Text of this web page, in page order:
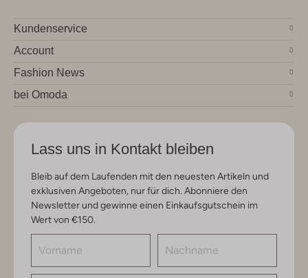
Kundenservice
Account
Fashion News
bei Omoda
Lass uns in Kontakt bleiben
Bleib auf dem Laufenden mit den neuesten Artikeln und
exklusiven Angeboten, nur für dich. Abonniere den
Newsletter und gewinne einen Einkaufsgutschein im
Wert von €150.